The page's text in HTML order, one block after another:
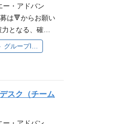
MLOps、LLMO
Typescript等の
るセキュリティ
クの構築・運用
セキュリティの
方 立場の異なる
できる方 理想と
Terraform等）
信頼性の向上に
の定量的管理
スの標準化と改
ィイベントの早
Datadog等）
の自動化・効率
の組み込み 脆弱
の確立 コスト
業ドメインで
徴は、幅広い業
まらず、多面
門性を深めつ
システムセキュ
キュリティを
広告など多様な
最適化を支援
目指していま
ガイドライン
ループが提供す
務 など ポジシ
も最先端技術
立ち上げのセ
環境での経験を
ンフラ組織や
開発/運用やデー
ティング、サ
ー・アドバン
は🔻からお願い
となる、確か
を用いて事業
に取り組んで
務め、常に研鑽
す。 その中で
ントグループ
任せるお仕事
スク（チーム